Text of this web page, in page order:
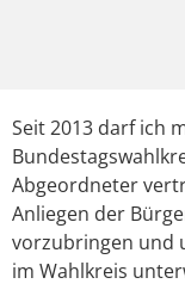
Seit 2013 darf ich
Abgeordneter
Anliegen der
vorzubringen und
im Wahlkreis